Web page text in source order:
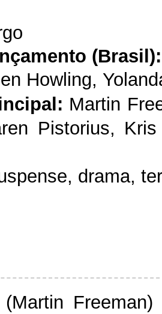
(Brasil):
Howling,
Martin
Pistorius,
drama,
(Martin